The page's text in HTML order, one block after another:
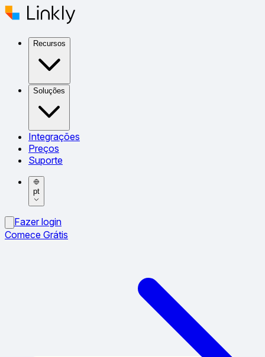
Recursos
Soluções
Integrações
Preços
Suporte
pt
Fazer login
Comece Grátis